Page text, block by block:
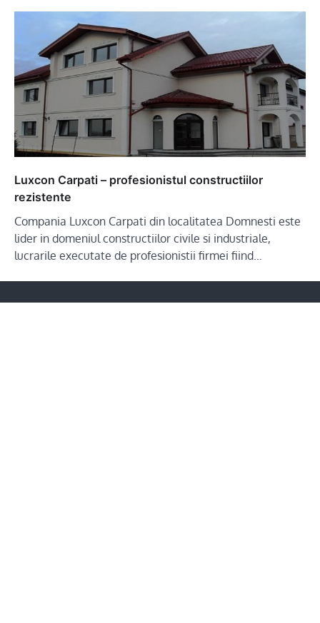
Luxcon Carpati – profesionistul constructiilor
rezistente
Compania Luxcon Carpati din localitatea Domnesti este
lider in domeniul constructiilor civile si industriale,
lucrarile executate de profesionistii firmei fiind…